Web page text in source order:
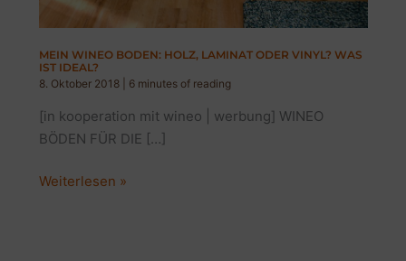
MEIN WINEO BODEN: HOLZ, LAMINAT ODER VINYL? WAS
IST IDEAL?
8. Oktober 2018
6 minutes of reading
[in kooperation mit wineo | werbung] WINEO
BÖDEN FÜR DIE […]
MEIN
Weiterlesen »